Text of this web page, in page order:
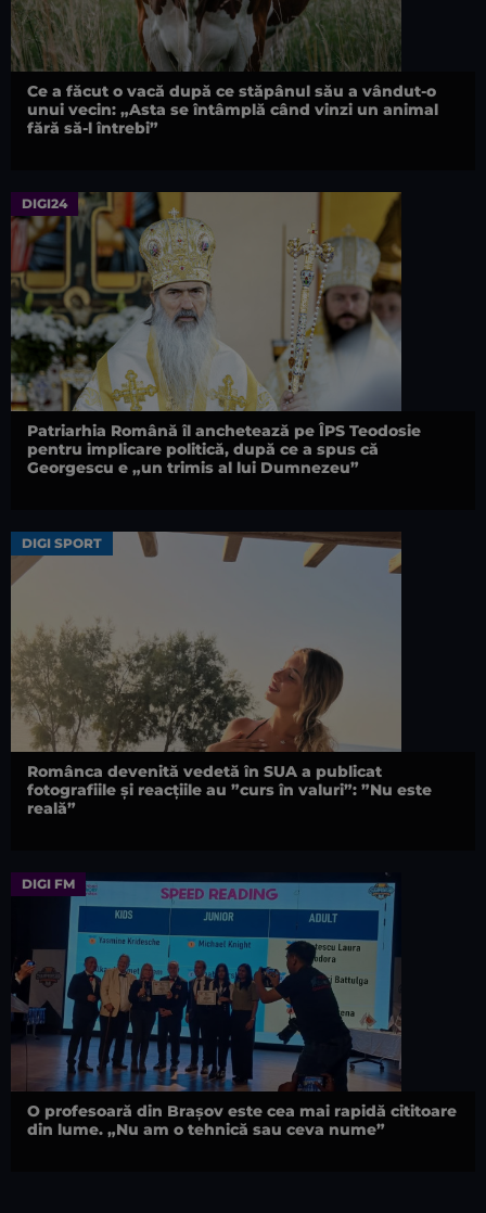
Ce a făcut o vacă după ce stăpânul său a vândut-o
unui vecin: „Asta se întâmplă când vinzi un animal
fără să-l întrebi”
DIGI24
Patriarhia Română îl anchetează pe ÎPS Teodosie
pentru implicare politică, după ce a spus că
Georgescu e „un trimis al lui Dumnezeu”
DIGI SPORT
Românca devenită vedetă în SUA a publicat
fotografiile și reacțiile au ”curs în valuri”: ”Nu este
reală”
DIGI FM
O profesoară din Brașov este cea mai rapidă cititoare
din lume. „Nu am o tehnică sau ceva nume”